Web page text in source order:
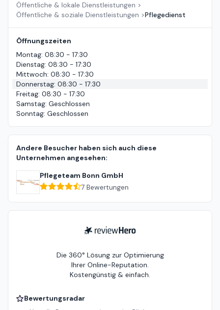
Öffentliche & lokale Dienstleistungen >
Öffentliche & soziale Dienstleistungen >Pflegedienst
Öffnungszeiten
Montag: 08:30 - 17:30
Dienstag: 08:30 - 17:30
Mittwoch: 08:30 - 17:30
Donnerstag: 08:30 - 17:30
Freitag: 08:30 - 17:30
Samstag: Geschlossen
Sonntag: Geschlossen
Andere Besucher haben sich auch diese
Unternehmen angesehen:
Pflegeteam Bonn GmbH
7 Bewertungen
ReviewHero
Die 360° Lösung zur Optimierung
Ihrer Online-Reputation.
Kostengünstig & einfach.
Bewertungsradar